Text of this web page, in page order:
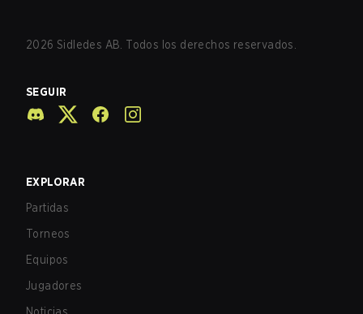
2026 Sidledes AB. Todos los derechos reservados.
SEGUIR
EXPLORAR
Partidas
Torneos
Equipos
Jugadores